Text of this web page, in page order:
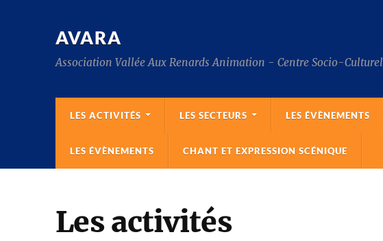
AVARA
Association Vallée Aux Renards Animation - Centre Socio-Culturel
LES ACTIVITÉS LES SECTEURS LES ÉVÈNEMENTS
LES ÉVÈNEMENTS CHANT ET EXPRESSION SCÉNIQUE
Les activités